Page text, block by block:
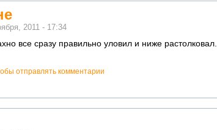
2011 - 17:34
все сразу правильно уловил и ниже растолковал.
отправлять комментарии